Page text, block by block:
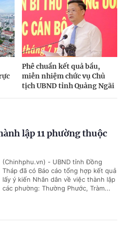
Phê chuẩn kết quả bầu,
miễn nhiệm chức vụ Chủ
tịch UBND tỉnh Quảng Ngãi
lập 11 phường thuộc
(Chinhphu.vn) - UBND tỉnh Đồng
Tháp đã có Báo cáo tổng hợp kết quả
lấy ý kiến Nhân dân về việc thành lập
các phường: Thường Phước, Tràm...